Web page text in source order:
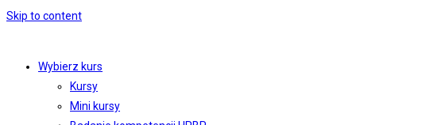
Skip to content
Wybierz kurs
Kursy
Mini kursy